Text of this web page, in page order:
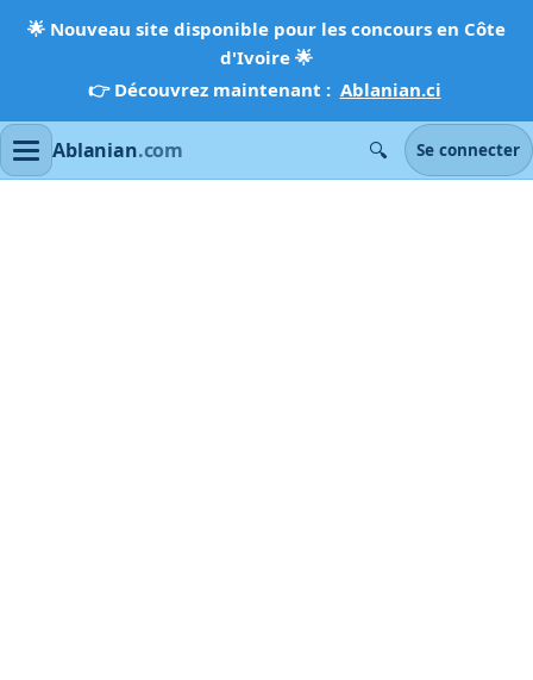
🌟 Nouveau site disponible pour les concours en Côte
d'Ivoire 🌟
👉 Découvrez maintenant : Ablanian.ci
Ablanian.com 🔍 Se connecter